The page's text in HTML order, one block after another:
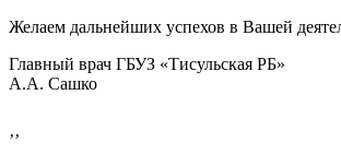
Желаем дальнейших успехов в Вашей
Главный врач ГБУЗ «Тисульская РБ»
А.А. Сашко
’’